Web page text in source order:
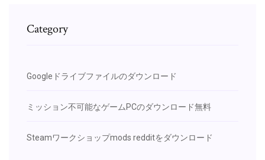
Category
Googleドライブファイルのダウンロード
ミッション不可能なゲームPCのダウンロード無料
Steamワークショップmods redditをダウンロード